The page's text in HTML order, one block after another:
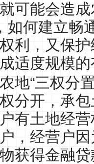
可能会造
如何建立畅
利，又保
适度规模
地“三权分
分开，承
有土地经
，经营户
获得金融